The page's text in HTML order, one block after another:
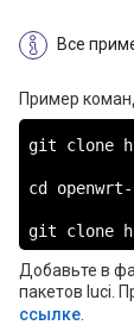
Все
Пример
git clone
cd
git clone
Добавьте в
пакетов luci.
ссылке